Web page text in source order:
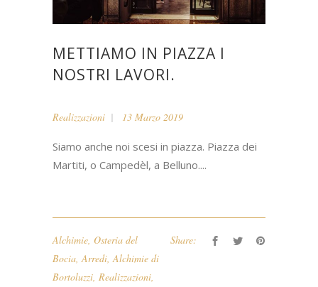
METTIAMO IN PIAZZA I
NOSTRI LAVORI.
Realizzazioni 13 Marzo 2019
Siamo anche noi scesi in piazza. Piazza dei
Martiti, o Campedèl, a Belluno....
Alchimie Osteria del
Bocia Arredi Alchimie di
Bortoluzzi Realizzazioni
Share: